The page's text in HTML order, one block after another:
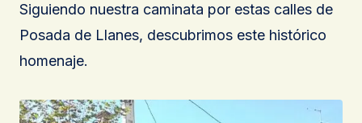
Siguiendo nuestra caminata por estas calles de
Posada de Llanes, descubrimos este histórico
homenaje.